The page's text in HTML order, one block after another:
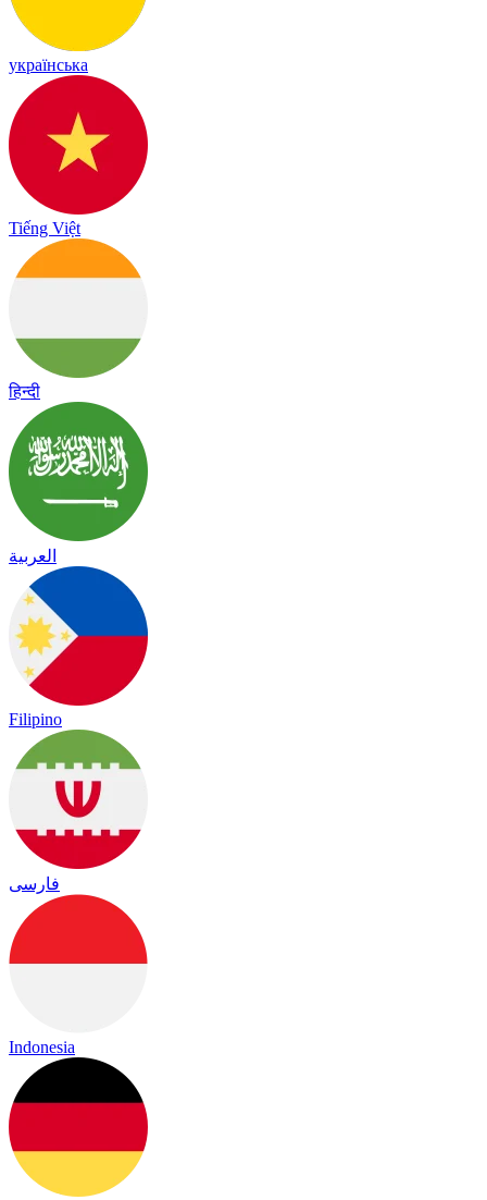
українська
Tiếng Việt
हिन्दी
العربية
Filipino
فارسی
Indonesia